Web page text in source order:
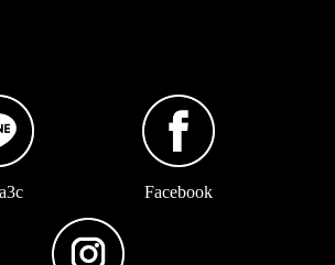
Facebook